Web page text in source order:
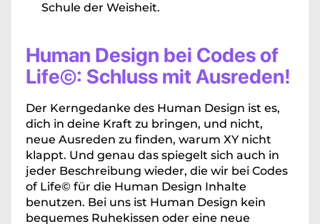
Schule der Weisheit.
Human Design bei Codes of
Life©: Schluss mit Ausreden!
Der Kerngedanke des Human Design ist es,
dich in deine Kraft zu bringen, und nicht,
neue Ausreden zu finden, warum XY nicht
klappt. Und genau das spiegelt sich auch in
jeder Beschreibung wieder, die wir bei Codes
of Life© für die Human Design Inhalte
benutzen. Bei uns ist Human Design kein
bequemes Ruhekissen oder eine neue